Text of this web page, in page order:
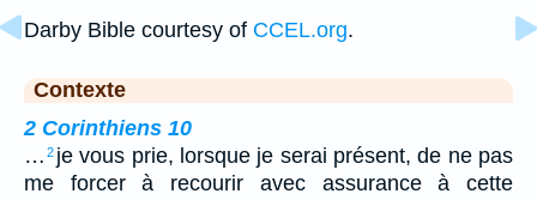
Darby Bible courtesy of CCEL.org.
Contexte
2 Corinthiens 10
… 2 je vous prie, lorsque je serai présent, de ne pas
me forcer à recourir avec assurance à cette